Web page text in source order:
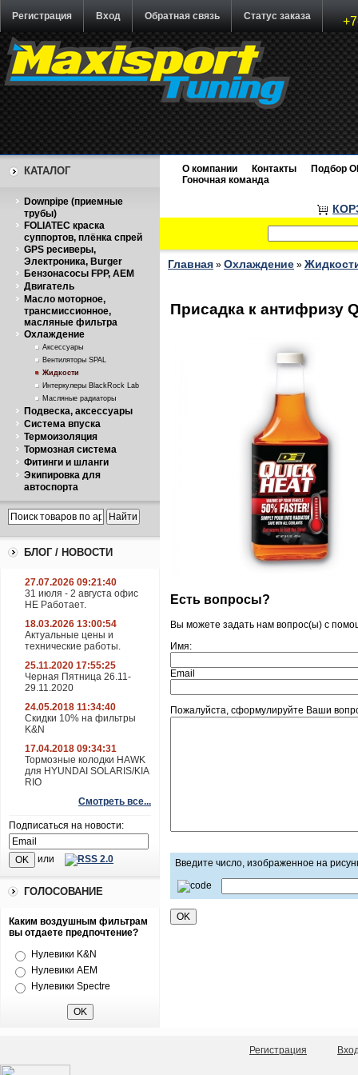
Регистрация Вход Обратная связь Статус заказа
КАТАЛОГ
Downpipe (приемные
трубы)
FOLIATEC краска
суппортов, плёнка спрей
GPS ресиверы,
Электроника, Burger
Бензонасосы FPP, AEM
Двигатель
Масло моторное,
трансмиссионное,
масляные фильтра
Охлаждение
Аксессуары
Вентиляторы SPAL
Жидкости
Интеркулеры BlackRock Lab
Масляные радиаторы
Подвеска, аксессуары
Система впуска
Термоизоляция
Тормозная система
Фитинги и шланги
Экипировка для
автоспорта
БЛОГ / НОВОСТИ
27.07.2026 09:21:40
31 июля - 2 августа офис
НЕ Работает.
18.03.2026 13:00:54
Актуальные цены и
технические работы.
25.11.2020 17:55:25
Черная Пятница 26.11-
29.11.2020
24.05.2018 11:34:40
Скидки 10% на фильтры
K&N
17.04.2018 09:34:31
Тормозные колодки HAWK
для HYUNDAI SOLARIS/KIA
RIO
Смотреть все...
Подписаться на новости:
или
ГОЛОСОВАНИЕ
Каким воздушным фильтрам
вы отдаете предпочтение?
Нулевики K&N
Нулевики AEM
Нулевики Spectre
О компании Контакты
Подбор
Гоночная команда
Главная » Охлаждение »
Присадка к антифризу
Есть вопросы?
Вы можете задать нам вопрос(ы) с
Имя:
Email
Пожалуйста, сформулируйте Ваши
Введите число, изображенное на
Регистрация